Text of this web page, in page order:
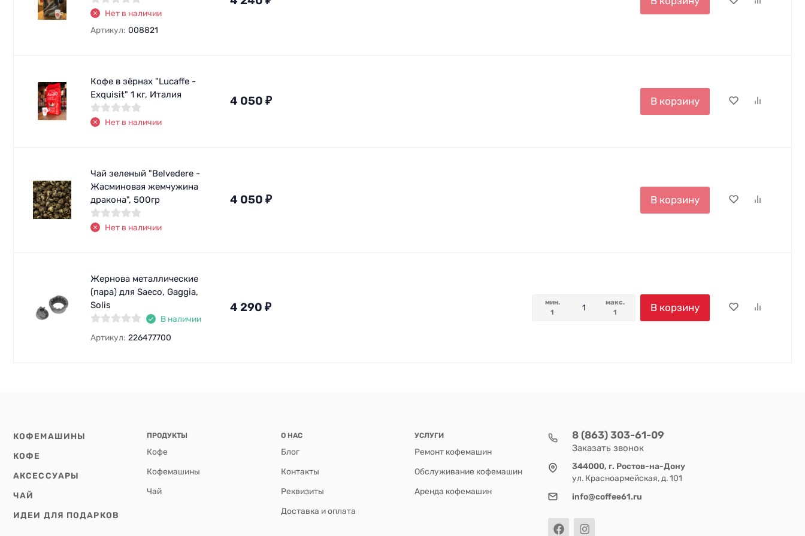
Нет в наличии
Артикул: 008821
Кофе в зёрнах "Lucaffe -
Exquisit" 1 кг, Италия
Нет в наличии
4 050 ₽ В корзину
Чай зеленый "Belvedere -
Жасминовая жемчужина
дракона", 500гр
Нет в наличии
4 050 ₽ В корзину
Жернова металлические
(пара) для Saeco, Gaggia,
Solis
В наличии
Артикул: 226477700
4 290 ₽
мин.
1
макс.
1
В корзину
КОФЕМАШИНЫ
КОФЕ
АКСЕССУАРЫ
ЧАЙ
ИДЕИ ДЛЯ ПОДАРКОВ
ПРОДУКТЫ
Кофе
Кофемашины
Чай
О НАС
Блог
Контакты
Реквизиты
Доставка и оплата
УСЛУГИ
Ремонт кофемашин
Обслуживание кофемашин
Аренда кофемашин
8 (863) 303-61-09
Заказать звонок
344000, г. Ростов-на-Дону
ул. Красноармейская, д. 101
info@coffee61.ru